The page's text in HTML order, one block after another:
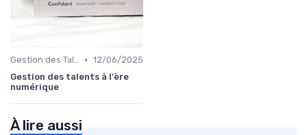
Gestion des Talents et Onboarding • 12/06/2025
Gestion des talents à l'ère
numérique
À lire aussi